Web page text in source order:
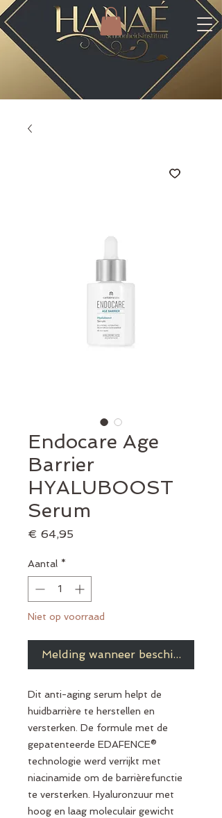
Endocare Age
Barrier
HYALUBOOST
Serum
€ 64,95
Aantal *
Niet op voorraad
Melding wanneer beschikbaar
Dit anti-aging serum helpt de
huidbarrière te herstellen en
versterken. De formule met de
gepatenteerde EDAFENCE®
technologie werd verrijkt met
niacinamide om de barrièrefunctie
te versterken. Hyaluronzuur met
hoog en laag moleculair gewicht